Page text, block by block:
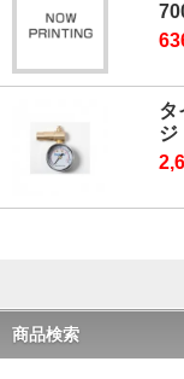
タ
ジ
商品検索